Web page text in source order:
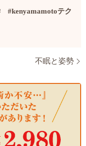
#kenyamamotoテク
不眠と姿勢